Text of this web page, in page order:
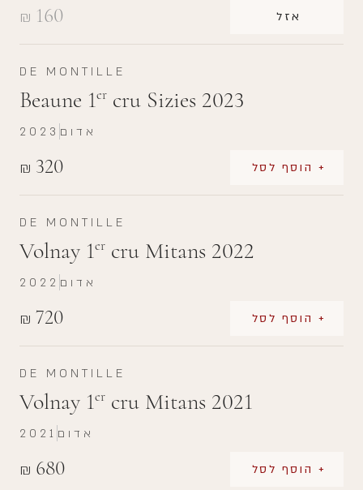
₪ 160 אזל
DE MONTILLE
Beaune 1er cru Sizies 2023
₪ 320 + הוסף לסל
2023 אדום
DE MONTILLE
Volnay 1er cru Mitans 2022
₪ 720 + הוסף לסל
2022 אדום
DE MONTILLE
Volnay 1er cru Mitans 2021
₪ 680 + הוסף לסל
2021 אדום